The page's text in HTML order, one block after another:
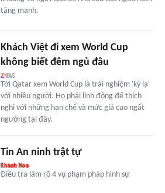
tăng mạnh.
Khách Việt đi xem World Cup
không biết đêm ngủ đâu
Tới Qatar xem World Cup là trải nghiệm 'kỳ lạ'
với nhiều người. Họ phải linh động để thích
nghi với những hạn chế và mức giá cao ngất
ngưởng tại đây.
Tin An ninh trật tự
Điều tra làm rõ 4 vụ phạm pháp hình sự